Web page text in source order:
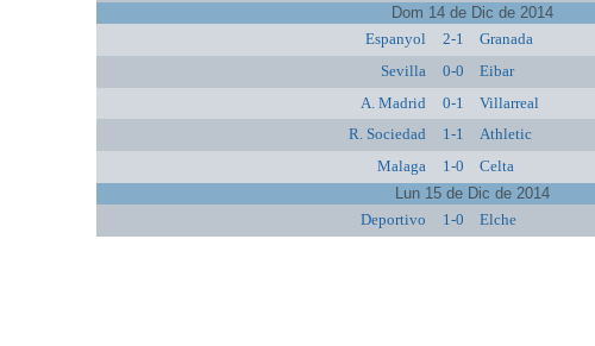
Dom 14 de Dic de 2014
Espanyol
2-1 Granada
Sevilla
0-0 Eibar
A. Madrid
0-1 Villarreal
R. Sociedad
1-1 Athletic
Malaga
1-0 Celta
Lun 15 de Dic de 2014
Deportivo
1-0 Elche